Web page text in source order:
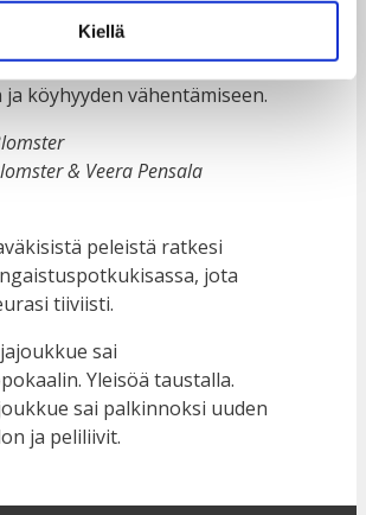
Kiellä
vahvistaminen, koulutusja
ja -
parasta lääkettäväestönkasvun
köyhyyden vähentämiseen.
& Veera Pensala
peleistä ratkesi
jota
tiiviisti.
sai palkinnoksi uuden
ja peliliivit.